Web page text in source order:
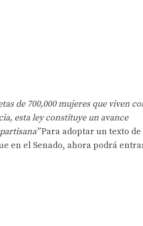
de 700,000 mujeres que viven
esta ley constituye un avance
Para adoptar un texto de
en el Senado, ahora podrá